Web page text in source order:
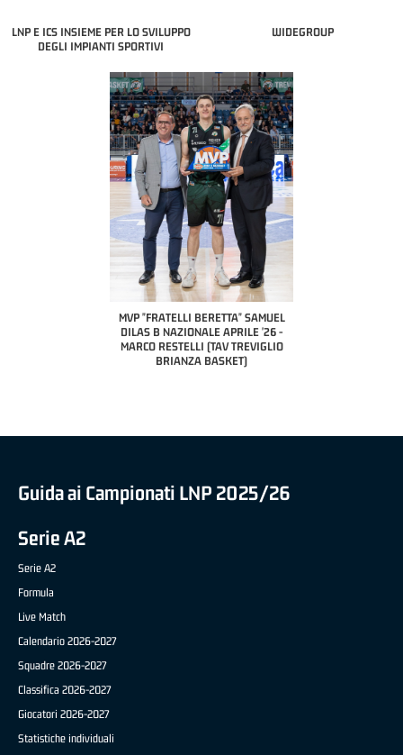
LNP E ICS INSIEME PER LO SVILUPPO
DEGLI IMPIANTI SPORTIVI
WIDEGROUP
MVP "FRATELLI BERETTA" SAMUEL
DILAS B NAZIONALE APRILE '26 -
MARCO RESTELLI (TAV TREVIGLIO
BRIANZA BASKET)
Guida ai Campionati LNP 2025/26
Serie A2
Serie A2
Formula
Live Match
Calendario 2026-2027
Squadre 2026-2027
Classifica 2026-2027
Giocatori 2026-2027
Statistiche individuali